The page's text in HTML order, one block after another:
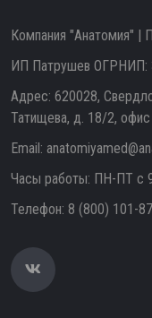
Компания "Анатомия" |
ИП Патрушев ОГРНИП:
Адрес: 620028,
Татищева, д. 18/2,
Email:
Часы работы: ПН-ПТ с
Телефон: 8 (800) 101-